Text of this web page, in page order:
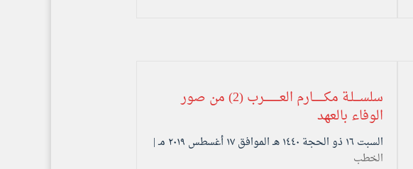
سلســــلـة مكــــــــارم العـــــــــــرب (2) من صور
الوفاء بالعهد
السبت ۱٦ ذو الحجة ۱٤٤۰ هـ الموافق ۱۷ أغسطس ۲۰۱۹ مـ |
الخطب